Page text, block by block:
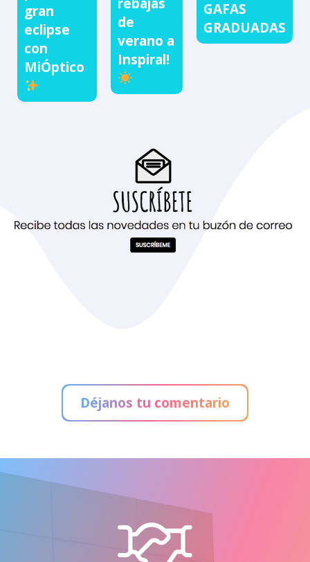
gran
eclipse
con
MiÓptico
de
verano a
Inspiral!
GAFAS
GRADUADAS
Déjanos tu comentario